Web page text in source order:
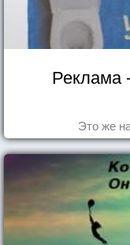
Реклама
Это же